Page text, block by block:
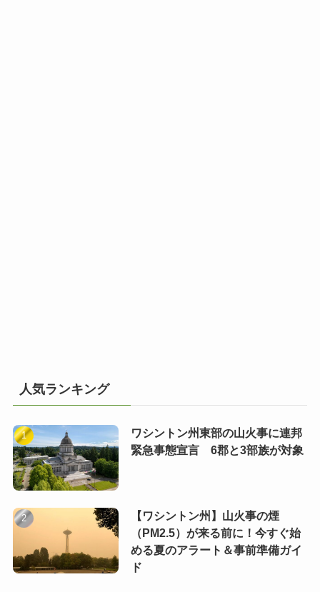
人気ランキング
ワシントン州東部の山火事に連邦
緊急事態宣言 6郡と3部族が対象
【ワシントン州】山火事の煙
（PM2.5）が来る前に！今すぐ始
める夏のアラート＆事前準備ガイ
ド